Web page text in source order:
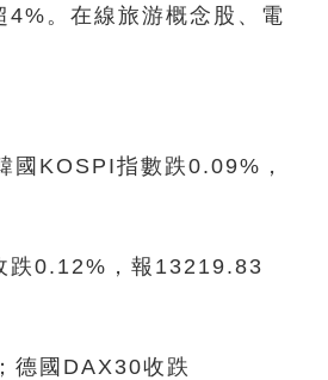
。在線旅游概念股、電
KOSPI指數跌0.09%，
跌0.12%，報13219.83
德國DAX30收跌